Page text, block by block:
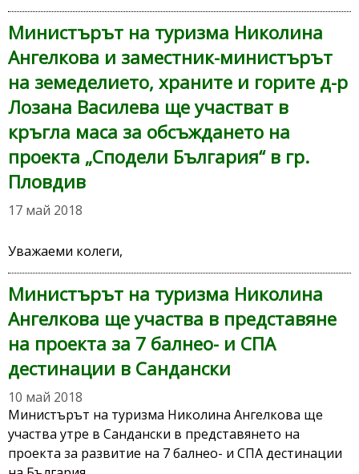
Министърът на туризма Николина
Ангелкова и заместник-министърът
на земеделието, храните и горите д-р
Лозана Василева ще участват в
кръгла маса за обсъждането на
проекта „Сподели България“ в гр.
Пловдив
17 май 2018
Уважаеми колеги,
Министърът на туризма Николина
Ангелкова ще участва в представяне
на проекта за 7 балнео- и СПА
дестинации в Сандански
10 май 2018
Министърът на туризма Николина Ангелкова ще
участва утре в Сандански в представянето на
проекта за развитие на 7 балнео- и СПА дестинации